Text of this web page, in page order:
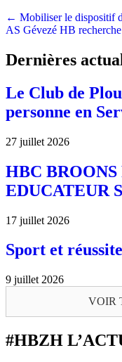
Posts
navigation
← Mobiliser le dispositif
AS Gévezé HB
Dernières
Le Club de
personne en
27 juillet 2026
HBC
EDUCATEUR
17 juillet 2026
Sport et
9 juillet 2026
VOIR
#HBZH